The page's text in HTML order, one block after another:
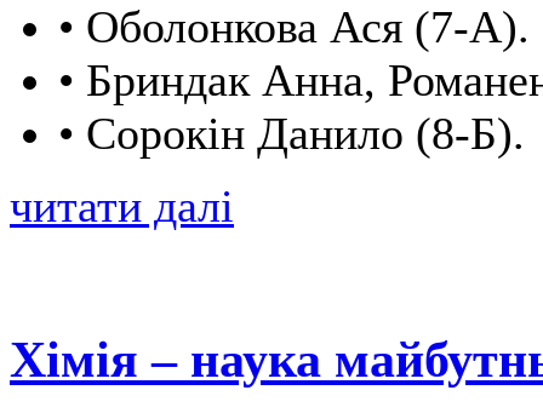
• Оболонкова Ася (7-А).
• Бриндак Анна,
• Сорокін Данило (8-Б).
читати далі
Хімія – наука